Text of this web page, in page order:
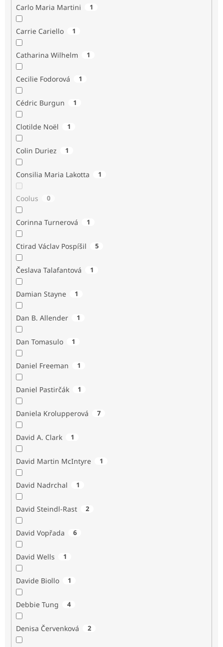
Carlo Maria Martini 1
Carrie Cariello 1
Catharina Wilhelm 1
Cecilie Fodorová 1
Cédric Burgun 1
Clotilde Noël 1
Colin Duriez 1
Consilia Maria Lakotta 1
Coolus 0
Corinna Turnerová 1
Ctirad Václav Pospíšil 5
Česlava Talafantová 1
Damian Stayne 1
Dan B. Allender 1
Dan Tomasulo 1
Daniel Freeman 1
Daniel Pastirčák 1
Daniela Krolupperová 7
David A. Clark 1
David Martin McIntyre 1
David Nadrchal 1
David Steindl-Rast 2
David Vopřada 6
David Wells 1
Davide Biollo 1
Debbie Tung 4
Denisa Červenková 2